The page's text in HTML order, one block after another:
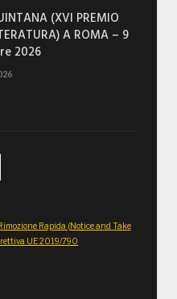
(XVI PREMIO
A ROMA – 9
2026
Rapida (Notice and Take
UE 2019/790